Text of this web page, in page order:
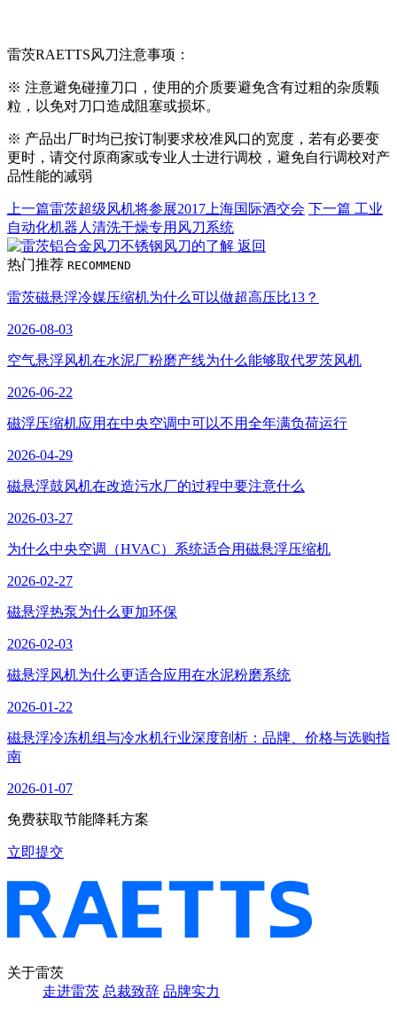
雷茨RAETTS风刀注意事项：
※ 注意避免碰撞刀口，使用的介质要避免含有过粗的杂质颗
粒，以免对刀口造成阻塞或损坏。
※ 产品出厂时均已按订制要求校准风口的宽度，若有必要变
更时，请交付原商家或专业人士进行调校，避免自行调校对产
品性能的减弱
上一篇雷茨超级风机将参展2017上海国际酒交会 下一篇 工业
自动化机器人清洗干燥专用风刀系统
返回
热门推荐 RECOMMEND
雷茨磁悬浮冷媒压缩机为什么可以做超高压比13？
2026-08-03
空气悬浮风机在水泥厂粉磨产线为什么能够取代罗茨风机
2026-06-22
磁浮压缩机应用在中央空调中可以不用全年满负荷运行
2026-04-29
磁悬浮鼓风机在改造污水厂的过程中要注意什么
2026-03-27
为什么中央空调（HVAC）系统适合用磁悬浮压缩机
2026-02-27
磁悬浮热泵为什么更加环保
2026-02-03
磁悬浮风机为什么更适合应用在水泥粉磨系统
2026-01-22
磁悬浮冷冻机组与冷水机行业深度剖析：品牌、价格与选购指
南
2026-01-07
免费获取节能降耗方案
立即提交
关于雷茨
走进雷茨 总裁致辞 品牌实力